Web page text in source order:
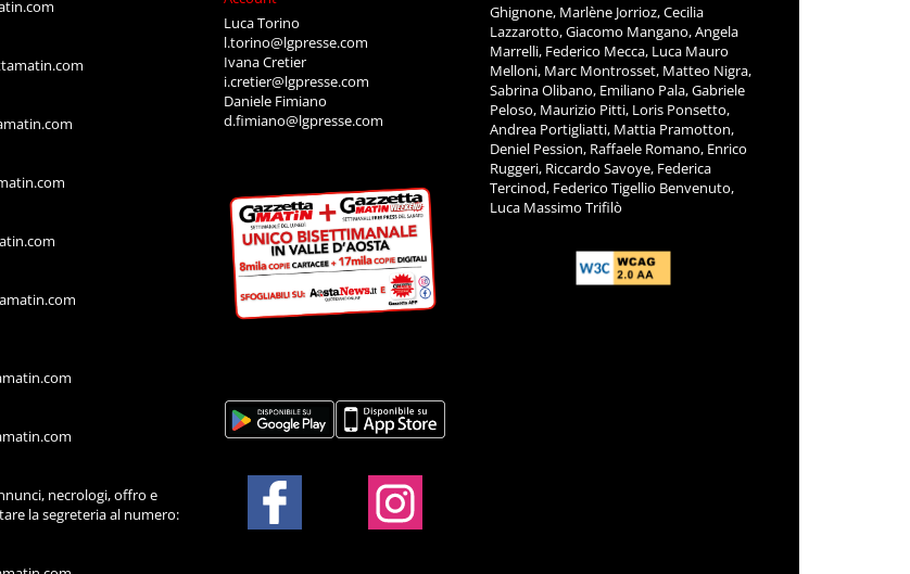
necrologi, offro e
la segreteria al numero:
Luca Torino
l.torino@lgpresse.com
Ivana Cretier
i.cretier@lgpresse.com
Daniele Fimiano
d.fimiano@lgpresse.com
Ghignone, Marlène Jorrioz, Cecilia
Lazzarotto, Giacomo Mangano, Angela
Marrelli, Federico Mecca, Luca Mauro
Melloni, Marc Montrosset, Matteo Nigra,
Sabrina Olibano, Emiliano Pala, Gabriele
Peloso, Maurizio Pitti, Loris Ponsetto,
Andrea Portigliatti, Mattia Pramotton,
Deniel Pession, Raffaele Romano, Enrico
Ruggeri, Riccardo Savoye, Federica
Tercinod, Federico Tigellio Benvenuto,
Luca Massimo Trifilò